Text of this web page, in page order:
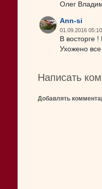
Олег
Ann-si
01.09.2016 05:10
В восторге
Ухожено
Написать
Добавлять